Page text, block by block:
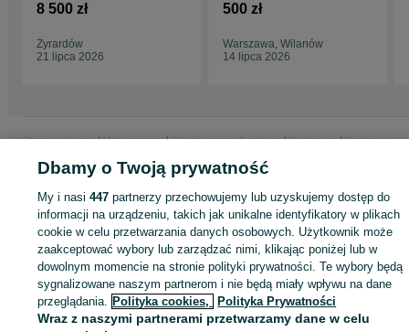
Mercedes BMW
8 500 zł
Żyrardów
21 lipca 2026
Grecja Delphingrau
500 zł
Warszawa, Wilanów
14 lipca 2026
Strona główna Motoryzacja Części samochodowe Osobowe
Osobowe -
KATEGORIA
ID:909569583 Wyświetlenia:
Zadzwoń / SMS Wyślij wiadomość
Dbamy o Twoją prywatność
My i nasi447 partnerzy przechowujemy lub uzyskujemy dostęp do
informacji na urządzeniu, takich jak unikalne identyfikatory w plikach
cookie w celu przetwarzania danych osobowych. Użytkownik może
zaakceptować wybory lub zarządzać nimi, klikając poniżej lub w
dowolnym momencie na stronie polityki prywatności. Te wybory będą
sygnalizowane naszym partnerom i nie będą miały wpływu na dane
przeglądania. Polityka cookies, Polityka Prywatności
Wraz z naszymi partnerami przetwarzamy dane w celu